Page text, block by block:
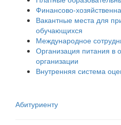
Финансово-
Вакантные места для
обучающихся
Международное
Организация питания в
организации
Внутренняя система
Абитуриенту